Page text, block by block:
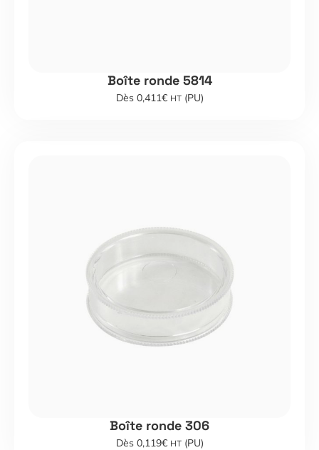
Boîte ronde 5814
Dès 0,411€ HT(PU)
Boîte ronde 306
Dès 0,119€ HT(PU)